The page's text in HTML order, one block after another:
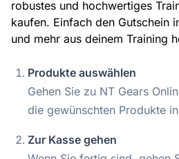
robustes und hochwertiges
kaufen. Einfach den Gutschein
und mehr aus deinem Training
Produkte auswählen
Gehen Sie zu NT Gears
die gewünschten Produkte
Zur Kasse gehen